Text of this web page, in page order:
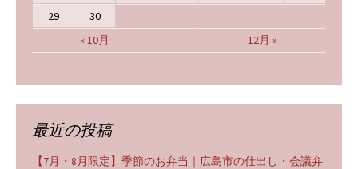
« 10月 12月 »
29
30
最近の投稿
【7月・8月限定】季節のお弁当｜広島市の仕出し・会議弁